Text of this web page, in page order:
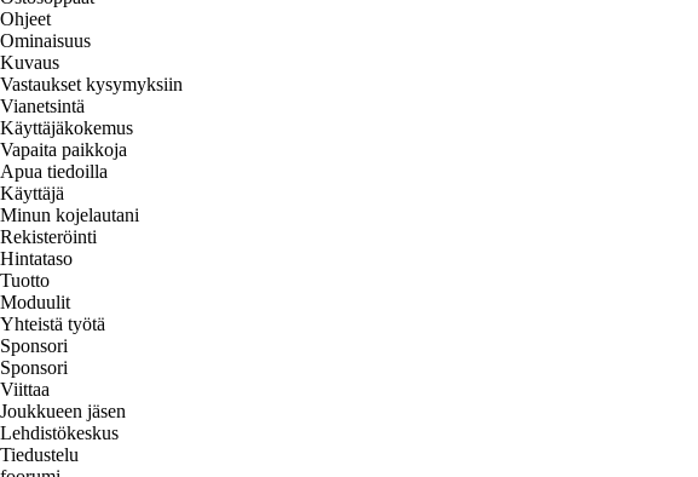
Ohjeet
Ominaisuus
Kuvaus
Vastaukset kysymyksiin
Vianetsintä
Käyttäjäkokemus
Vapaita paikkoja
Apua tiedoilla
Käyttäjä
Minun kojelautani
Rekisteröinti
Hintataso
Tuotto
Moduulit
Yhteistä työtä
Sponsori
Sponsori
Viittaa
Joukkueen jäsen
Lehdistökeskus
Tiedustelu